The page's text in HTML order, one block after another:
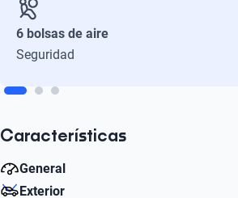
6 bolsas de aire
Seguridad
Características
General
Exterior